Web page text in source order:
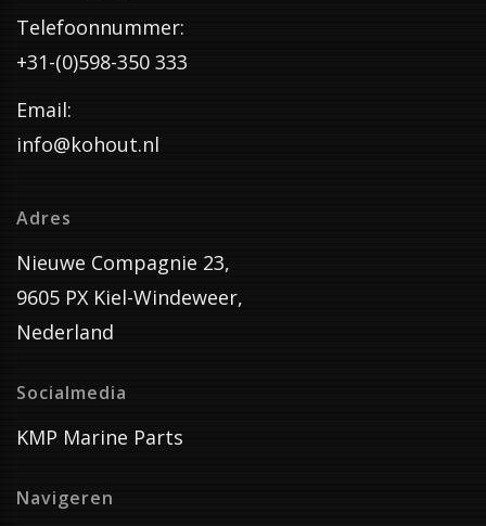
Telefoonnummer:
+31-(0)598-350 333
Email:
info@kohout.nl
Adres
Nieuwe Compagnie 23,
9605 PX Kiel-Windeweer,
Nederland
Socialmedia
KMP Marine Parts
Navigeren